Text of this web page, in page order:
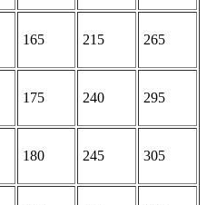
165 215 265
175 240 295
180 245 305